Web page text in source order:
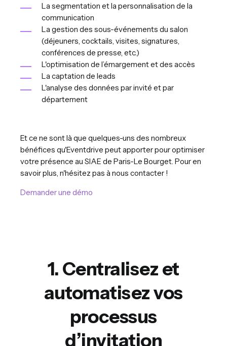
La segmentation et la personnalisation de la
communication
La gestion des sous-événements du salon
(déjeuners, cocktails, visites, signatures,
conférences de presse, etc.)
L'optimisation de l’émargement et des accès
La captation de leads
L'analyse des données par invité et par
département
Et ce ne sont là que quelques-uns des nombreux
bénéfices qu'Eventdrive peut apporter pour optimiser
votre présence au SIAE de Paris-Le Bourget. Pour en
savoir plus, n'hésitez pas à nous contacter !
Demander une démo
1. Centralisez et
automatisez vos
processus
d’invitation